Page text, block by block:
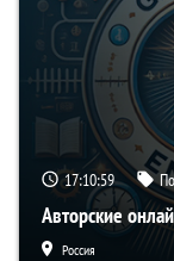
17:10:58
Авторские
Россия